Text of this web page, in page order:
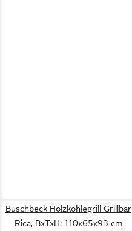
Buschbeck Holzkohlegrill Grillbar
Rica, BxTxH: 110x65x93 cm